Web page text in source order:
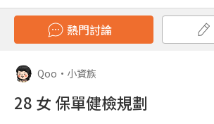
熱門討論
Qoo • 小資族
28 女 保單健檢規劃